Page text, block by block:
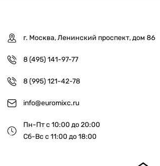
г. Москва, Ленинский проспект, дом 86
8 (495) 141-97-77
8 (995) 121-42-78
info@euromixc.ru
Пн-Пт с 10:00 до 20:00
Сб-Вс с 11:00 до 18:00